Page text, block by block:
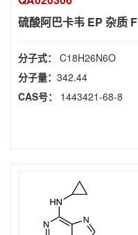
硫酸阿巴卡韦 EP 杂质 F
分子式： C18H26N6O
分子量： 342.44
CAS号：
1443421-68-8